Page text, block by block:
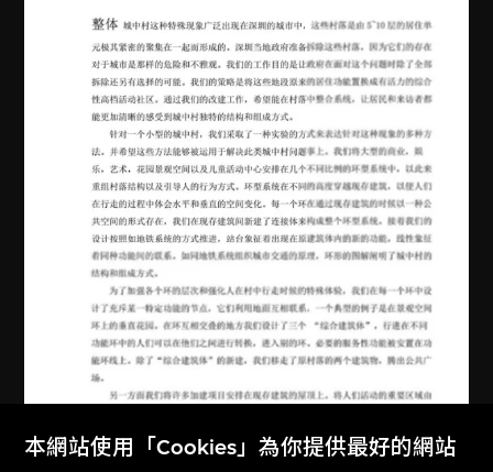
本網站使用「Cookies」為你提供最好的網站